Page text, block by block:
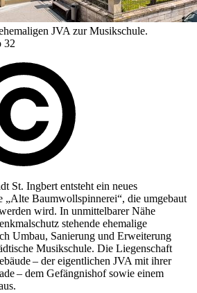
JVA zur Musikschule.
32
St. Ingbert entsteht ein neues
„Alte Baumwollspinnerei“, die umgebaut
wird. In unmittelbarer Nähe
stehende ehemalige
Umbau, Sanierung und Erweiterung
Musikschule. Die Liegenschaft
– der eigentlichen JVA mit ihrer
– dem Gefängnishof sowie einem